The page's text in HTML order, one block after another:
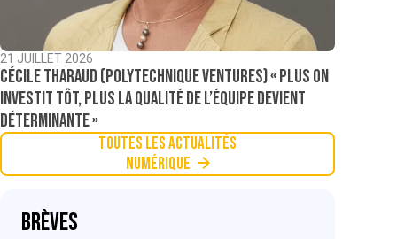
21 JUILLET 2026
Cécile Tharaud (Polytechnique Ventures) « Plus on
investit tôt, plus la qualité de l’équipe devient
déterminante »
Toutes les actualités
Numérique
Brèves